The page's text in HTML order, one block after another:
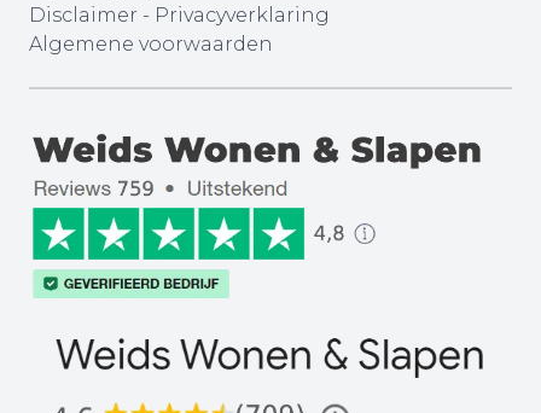
Disclaimer - Privacyverklaring
Algemene voorwaarden